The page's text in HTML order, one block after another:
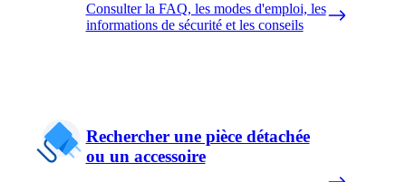
Consulter la FAQ, les modes d'emploi, les
informations de sécurité et les conseils
Rechercher une pièce détachée
ou un accessoire